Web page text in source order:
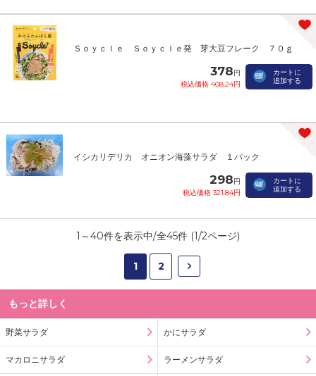
Ｓｏｙｃｌｅ Ｓｏｙｃｌｅ発 芽大豆フレーク ７０ｇ
378円
税込価格 408.24円
カートに
追加する
イシカリデリカ オニオン海藻サラダ １パック
298円
税込価格 321.84円
カートに
追加する
1 ～40件を表示中/全45件 (1/2ページ)
1 2
もっと詳しく
野菜サラダ かにサラダ
マカロニサラダ ラーメンサラダ